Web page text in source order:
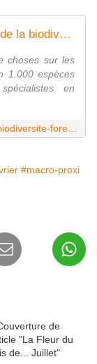
Les mousses, atouts indispensables de la biodiversité forestière
choses sur les
1.000 espèces
en
#macro-proxi